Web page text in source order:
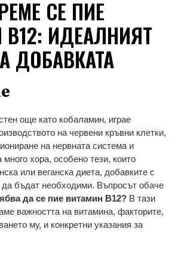
СЕ ПИЕ
ИДЕАЛНИЯТ
ДОБАВКАТА
още като кобаламин, играе
на червени кръвни клетки,
на нервната система и
хора, особено тези, които
или веганска диета, добавките с
да бъдат необходими. Въпросът обаче
да се пие витамин B12? В тази
важността на витамина, факторите,
му, и конкретни указания за